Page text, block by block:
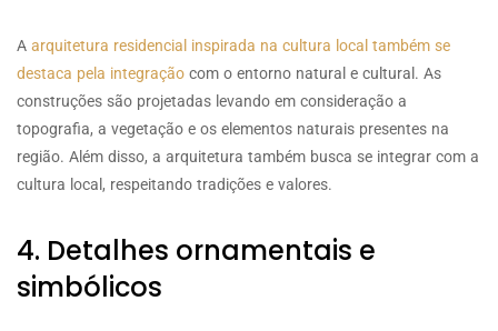
A arquitetura residencial inspirada na cultura local também se
destaca pela integração com o entorno natural e cultural. As
construções são projetadas levando em consideração a
topografia, a vegetação e os elementos naturais presentes na
região. Além disso, a arquitetura também busca se integrar com a
cultura local, respeitando tradições e valores.
4. Detalhes ornamentais e
simbólicos